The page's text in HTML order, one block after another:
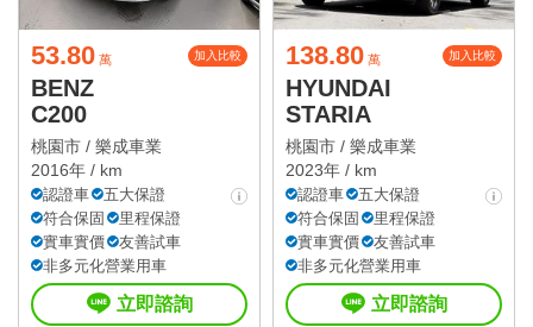
53.80 萬 加入比較
BENZ
C200
桃園市 / 樂成車業
2016年 / km
認證車
五大保證
符合保固
里程保證
實車實價
友善試車
非多元化營業用車
立即諮詢
138.80 萬 加入比較
HYUNDAI
STARIA
桃園市 / 樂成車業
2023年 / km
認證車
五大保證
符合保固
里程保證
實車實價
友善試車
非多元化營業用車
立即諮詢